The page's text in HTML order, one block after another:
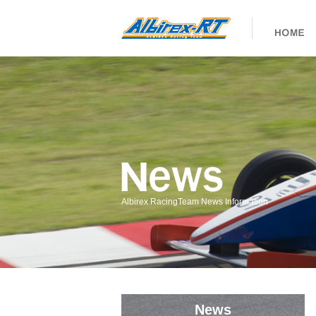
Albirex RacingTeam News Information
News